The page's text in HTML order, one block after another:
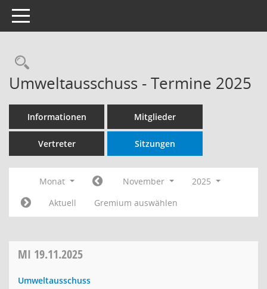
Toggle navigation
Rechercheauswahl
Umweltausschuss - Termine 2025
Informationen Mitglieder
Vertreter Sitzungen
Monat November
2025
Aktuell
Gremium auswählen
MI 19.11.2025
Umweltausschuss